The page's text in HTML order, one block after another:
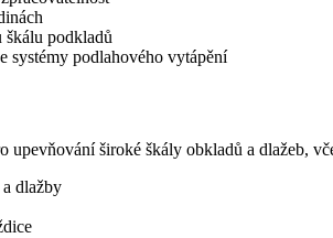
podkladů
systémy podlahového vytápění
upevňování široké škály obkladů a dlažeb,
dlažby